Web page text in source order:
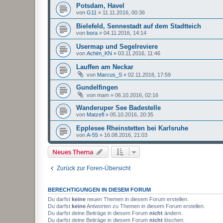
Potsdam, Havel
von G11 » 11.11.2016, 00:36
Bielefeld, Sennestadt auf dem Stadtteich
von bora » 04.11.2016, 14:14
Usermap und Segelreviere
von Achim_KN » 03.11.2016, 11:46
Lauffen am Neckar
von Marcus_S » 02.11.2016, 17:59
Gundelfingen
von mam » 06.10.2016, 02:16
Wanderuper See Badestelle
von Matzefl » 05.10.2016, 20:35
Epplesee Rheinstetten bei Karlsruhe
von A-55 » 16.08.2016, 21:03
Neues Thema
Zurück zur Foren-Übersicht
BERECHTIGUNGEN IN DIESEM FORUM
Du darfst keine neuen Themen in diesem Forum erstellen.
Du darfst keineAntworten zu Themen in diesem Forum erstellen.
Du darfst deine Beiträge in diesem Forum nicht ändern.
Du darfst deine Beiträge in diesem Forum nicht löschen.